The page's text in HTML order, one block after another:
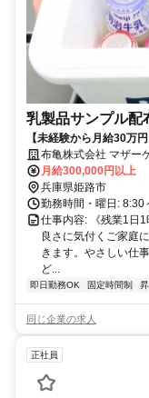
乳製品サンプル配
【未経験から月給30万
視・年齢学歴不問です！
布亀株式会社 マザー
月給300,000円以上
兵庫県姫路市
勤務時間・曜日: 8:30
仕事内容: 《残業1日
良さに気付くご家庭
きます。やさしい仕
ど...
即日勤務OK 固定時間制
同じ企業の求人
正社員